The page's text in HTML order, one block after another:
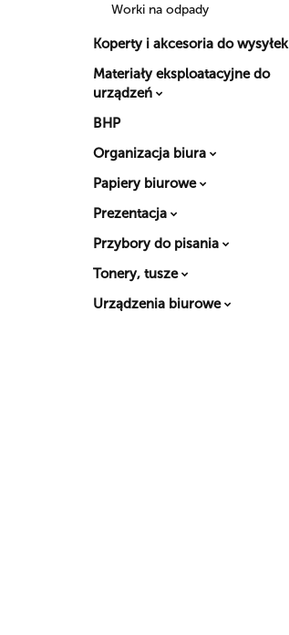
Worki na odpady
Koperty i akcesoria do wysyłek
Materiały eksploatacyjne do
urządzeń
BHP
Organizacja biura
Papiery biurowe
Prezentacja
Przybory do pisania
Tonery, tusze
Urządzenia biurowe